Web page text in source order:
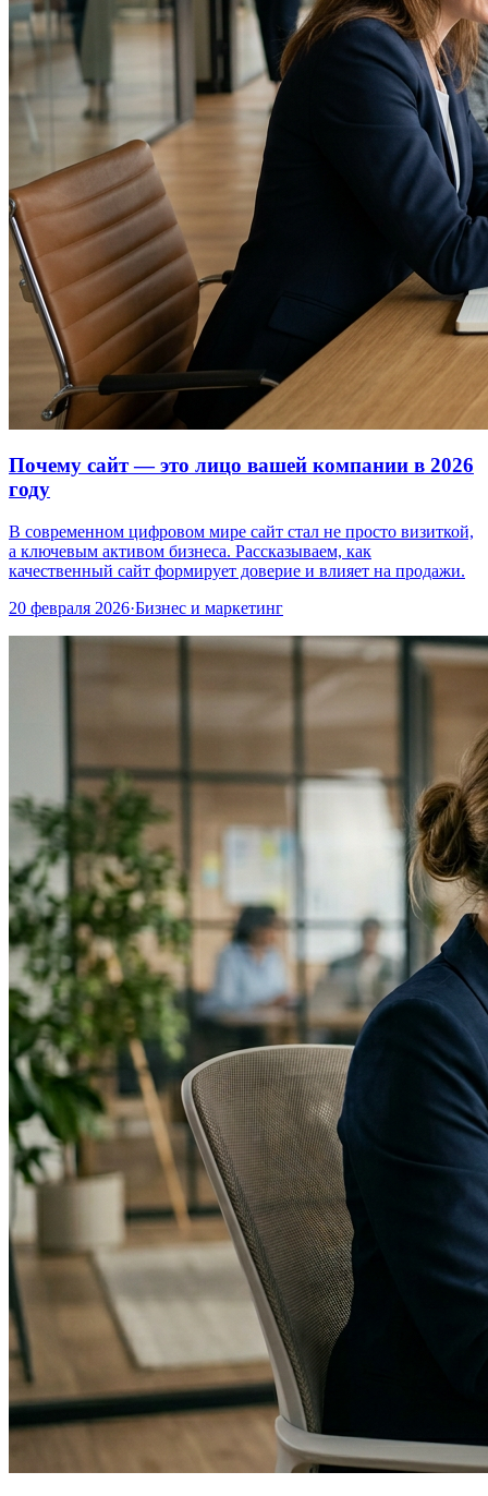
Почему сайт — это лицо вашей компании в 2026
году
В современном цифровом мире сайт стал не просто визиткой,
а ключевым активом бизнеса. Рассказываем, как
качественный сайт формирует доверие и влияет на продажи.
20 февраля 2026·Бизнес и маркетинг